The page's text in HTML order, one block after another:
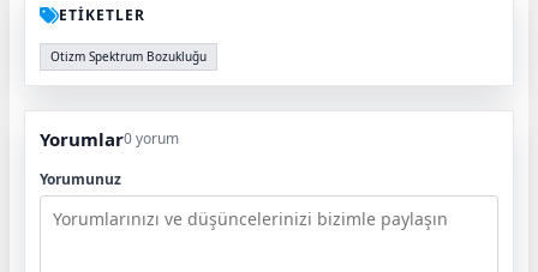
ETİKETLER
Otizm Spektrum Bozukluğu
Yorumlar0 yorum
Yorumunuz